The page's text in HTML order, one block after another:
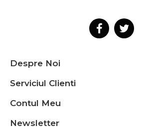
Despre Noi
Serviciul Clienti
Contul Meu
Newsletter